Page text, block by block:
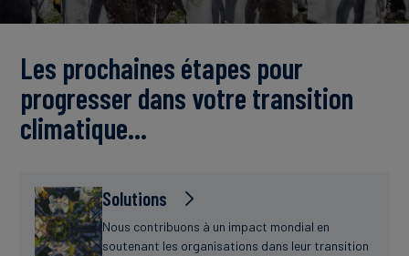
Les prochaines étapes pour
progresser dans votre transition
climatique…
Solutions
Nous contribuons à un impact mondial en
soutenant les organisations dans leur transition